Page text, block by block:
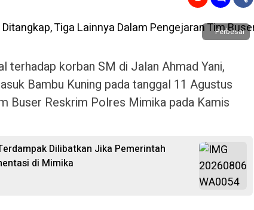
Perbesar
terhadap korban SM di Jalan Ahmad Yani,
Bambu Kuning pada tanggal 11 Agustus
Buser Reskrim Polres Mimika pada Kamis
Dilibatkan Jika Pemerintah
di Mimika